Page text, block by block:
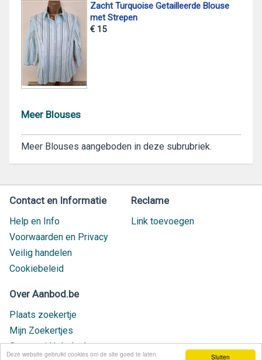
Sluiten
Deze website gebruikt cookies om de site goed te laten
Zacht Turquoise Getailleerde Blouse
met Strepen
€ 15
Meer Blouses
Meer Blouses aangeboden in deze subrubriek.
Contact en Informatie
Help en Info
Voorwaarden en Privacy
Veilig handelen
Cookiebeleid
Reclame
Link toevoegen
Over Aanbod.be
Plaats zoekertje
Mijn Zoekertjes
Contact / Helpdesk